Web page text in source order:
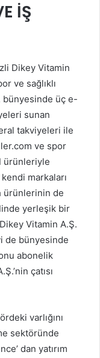
İŞ
Dikey Vitamin
ve sağlıklı
bünyesinde üç e-
sunan
takviyeleri ile
ve spor
ürünleriyle
markaları
ürünlerinin de
yerleşik bir
Vitamin A.Ş.
de bünyesinde
abonelik
çatısı
varlığını
sektöründe
dan yatırım